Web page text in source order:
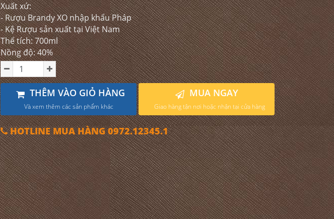
Xuất xứ:
- Rượu Brandy XO nhập khẩu Pháp
- Kệ Rượu sản xuất tại Việt Nam
Thể tích: 700ml
Nồng độ: 40%
THÊM VÀO GIỎ HÀNG
Và xem thêm các sản phẩm khác
MUA NGAY
Giao hàng tận nơi hoặc nhận tại cửa hàng
HOTLINE MUA HÀNG 0972.12345.1